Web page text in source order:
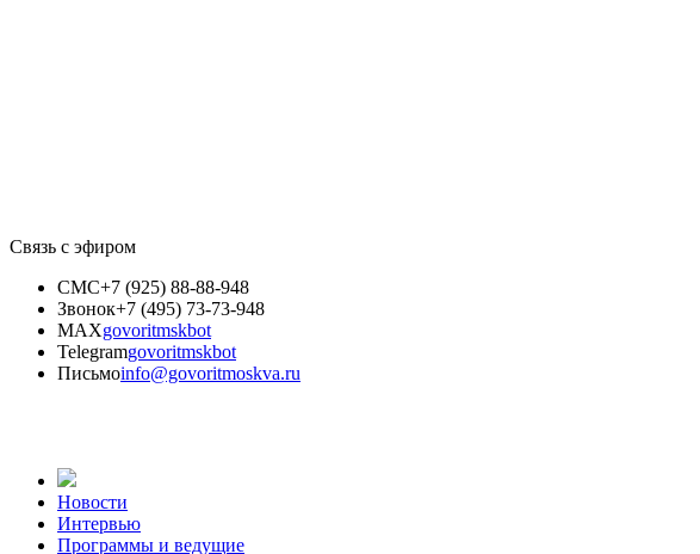
Связь с эфиром
СМС+7 (925) 88-88-948
Звонок+7 (495) 73-73-948
MAXgovoritmskbot
Telegramgovoritmskbot
Письмоinfo@govoritmoskva.ru
Новости
Интервью
Программы и ведущие